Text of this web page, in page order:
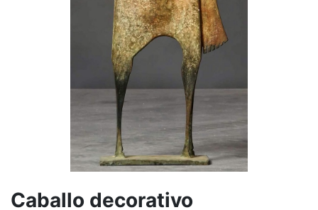
Caballo decorativo